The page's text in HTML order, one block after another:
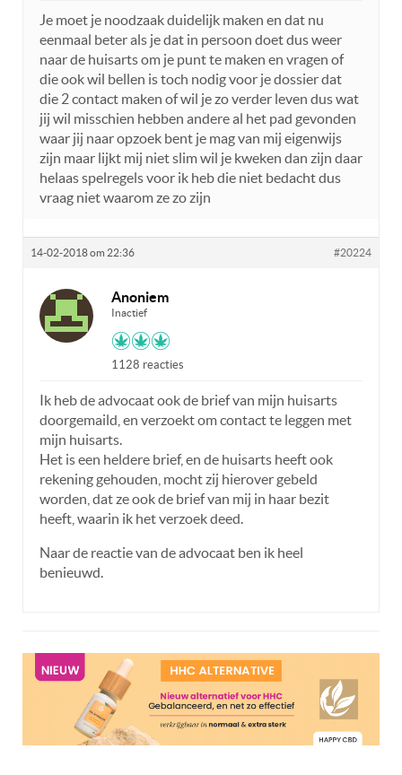
Je moet je noodzaak duidelijk maken en dat nu
eenmaal beter als je dat in persoon doet dus weer
naar de huisarts om je punt te maken en vragen of
die ook wil bellen is toch nodig voor je dossier dat
die 2 contact maken of wil je zo verder leven dus wat
jij wil misschien hebben andere al het pad gevonden
waar jij naar opzoek bent je mag van mij eigenwijs
zijn maar lijkt mij niet slim wil je kweken dan zijn daar
helaas spelregels voor ik heb die niet bedacht dus
vraag niet waarom ze zo zijn
14-02-2018 om 22:36 #20224
Anoniem
Inactief
1128 reacties
Ik heb de advocaat ook de brief van mijn huisarts
doorgemaild, en verzoekt om contact te leggen met
mijn huisarts.
Het is een heldere brief, en de huisarts heeft ook
rekening gehouden, mocht zij hierover gebeld
worden, dat ze ook de brief van mij in haar bezit
heeft, waarin ik het verzoek deed.
Naar de reactie van de advocaat ben ik heel
benieuwd.